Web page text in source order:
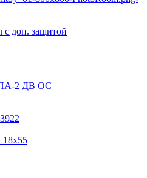
доп. защитой
ПА-2 ДВ ОС
18х55